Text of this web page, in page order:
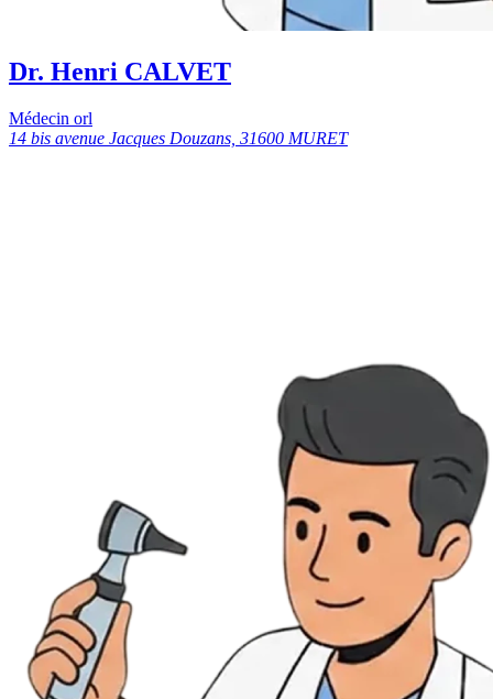
Dr. Henri CALVET
Médecin orl
14 bis avenue Jacques Douzans, 31600 MURET